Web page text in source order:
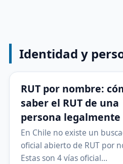
Identidad y
RUT por nombre:
saber el RUT de una
persona legalmente
En Chile no existe un
oficial abierto de RUT por
Estas son 4 vías oficial…